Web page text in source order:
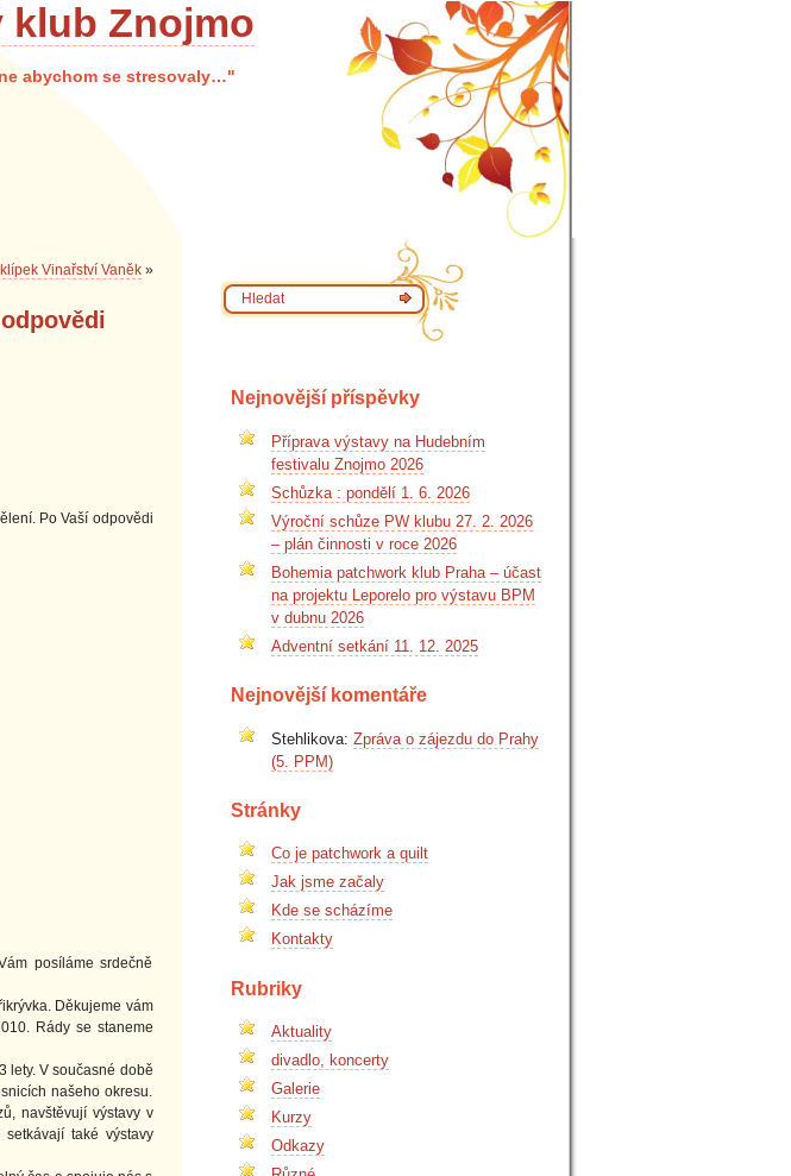
klub Znojmo
abychom se stresovaly…"
Vinařství Vaněk»
Po Vaší odpovědi
posíláme srdečně
Děkujeme vám
Rády se staneme
lety. V současné době
našeho okresu.
navštěvují výstavy v
také výstavy
Nejnovější příspěvky
Příprava výstavy na Hudebním
festivalu Znojmo 2026
Schůzka : pondělí 1. 6. 2026
Výroční schůze PW klubu 27. 2. 2026
– plán činnosti v roce 2026
Bohemia patchwork klub Praha – účast
na projektu Leporelo pro výstavu BPM
v dubnu 2026
Adventní setkání 11. 12. 2025
Nejnovější komentáře
Stehlikova: Zpráva o zájezdu do Prahy
(5. PPM)
Stránky
Co je patchwork a quilt
Jak jsme začaly
Kde se scházíme
Kontakty
Rubriky
Aktuality
divadlo, koncerty
Galerie
Kurzy
Odkazy